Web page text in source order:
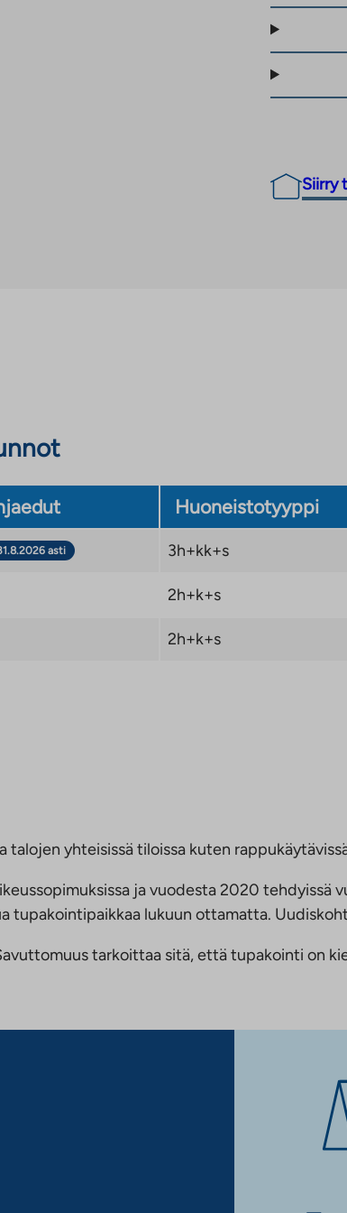
Siirry
Huoneistotyyppi
asti 3h+kk+s
2h+k+s
2h+k+s
yhteisissä tiloissa kuten
ja vuodesta 2020
tupakointipaikkaa lukuun ottamatta.
tarkoittaa sitä, että tupakointi on